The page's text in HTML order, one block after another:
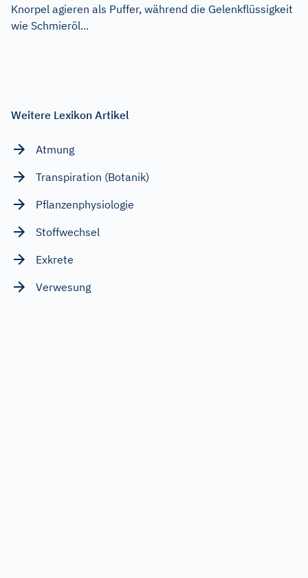
Knorpel agieren als Puffer, während die Gelenkflüssigkeit
wie Schmieröl...
Weitere Lexikon Artikel
Atmung
Transpiration (Botanik)
Pflanzenphysiologie
Stoffwechsel
Exkrete
Verwesung